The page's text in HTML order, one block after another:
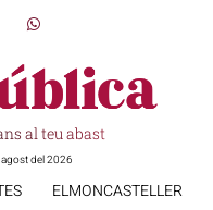
al teu abast
del 2026
ELMONCASTELLER